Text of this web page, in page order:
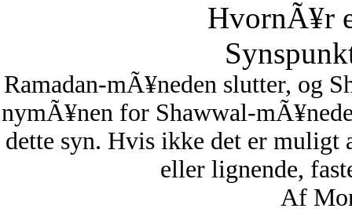
HvornÃ¥r
Ramadan-mÃ¥neden slutter, og
nymÃ¥nen for Shawwal-
dette syn. Hvis ikke det er
eller lignende,
Af